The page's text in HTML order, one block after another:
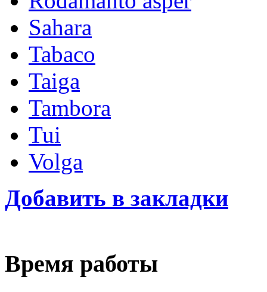
Sahara
Tabaco
Taiga
Tambora
Tui
Volga
Добавить в закладки
Время работы